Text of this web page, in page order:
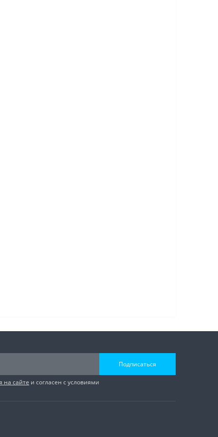
Подписаться
на сайте и согласен с условиями